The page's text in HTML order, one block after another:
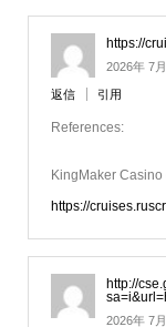
https://
2026年 7
返信 引用
References:
KingMaker
https://
http://
2026年 7